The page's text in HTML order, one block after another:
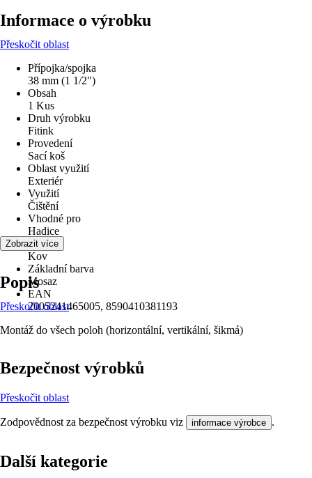
Informace o výrobku
Přeskočit oblast
Přípojka/spojka
38 mm (1 1/2")
Obsah
1 Kus
Druh výrobku
Fitink
Provedení
Sací koš
Oblast využití
Exteriér
Využití
Čištění
Vhodné pro
Hadice
Materiál
Kov
Základní barva
Mosaz
EAN
2005241465005, 8590410381193
Zobrazit více
Popis
Přeskočit oblast
Montáž do všech poloh (horizontální, vertikální, šikmá)
Bezpečnost výrobků
Přeskočit oblast
Zodpovědnost za bezpečnost výrobku viz informace výrobce .
Další kategorie